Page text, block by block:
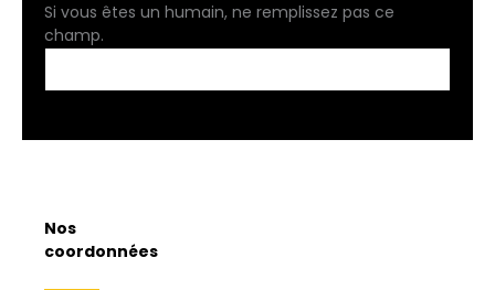
Si vous êtes un humain, ne remplissez pas ce
champ.
Nos
coordonnées